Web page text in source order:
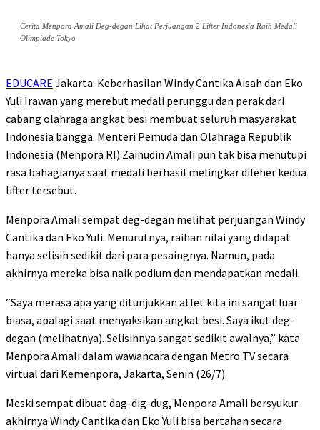
Cerita Menpora Amali Deg-degan Lihat Perjuangan 2 Lifter Indonesia Raih Medali
Olimpiade Tokyo
EDUCARE Jakarta: Keberhasilan Windy Cantika Aisah dan Eko
Yuli Irawan yang merebut medali perunggu dan perak dari
cabang olahraga angkat besi membuat seluruh masyarakat
Indonesia bangga. Menteri Pemuda dan Olahraga Republik
Indonesia (Menpora RI) Zainudin Amali pun tak bisa menutupi
rasa bahagianya saat medali berhasil melingkar dileher kedua
lifter tersebut.
Menpora Amali sempat deg-degan melihat perjuangan Windy
Cantika dan Eko Yuli. Menurutnya, raihan nilai yang didapat
hanya selisih sedikit dari para pesaingnya. Namun, pada
akhirnya mereka bisa naik podium dan mendapatkan medali.
“Saya merasa apa yang ditunjukkan atlet kita ini sangat luar
biasa, apalagi saat menyaksikan angkat besi. Saya ikut deg-
degan (melihatnya). Selisihnya sangat sedikit awalnya,” kata
Menpora Amali dalam wawancara dengan Metro TV secara
virtual dari Kemenpora, Jakarta, Senin (26/7).
Meski sempat dibuat dag-dig-dug, Menpora Amali bersyukur
akhirnya Windy Cantika dan Eko Yuli bisa bertahan secara